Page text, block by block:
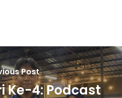
Post
Ke-4: Podcast